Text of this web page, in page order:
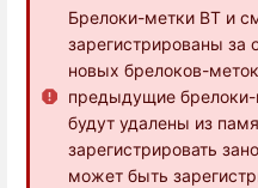
Брелоки-метки BT и
зарегистрированы за
новых брелоков-
предыдущие
будут удалены из
зарегистрировать
может быть